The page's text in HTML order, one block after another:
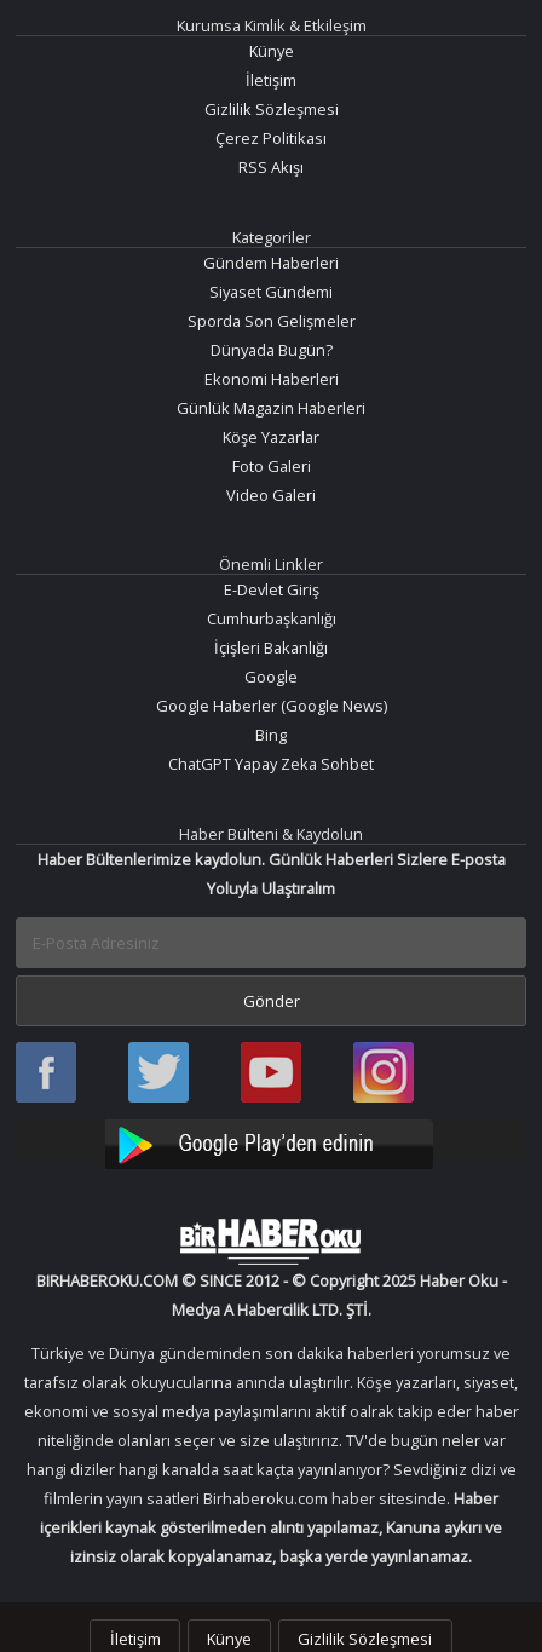
Kurumsa Kimlik & Etkileşim
Künye
İletişim
Gizlilik Sözleşmesi
Çerez Politikası
RSS Akışı
Kategoriler
Gündem Haberleri
Siyaset Gündemi
Sporda Son Gelişmeler
Dünyada Bugün?
Ekonomi Haberleri
Günlük Magazin Haberleri
Köşe Yazarlar
Foto Galeri
Video Galeri
Önemli Linkler
E-Devlet Giriş
Cumhurbaşkanlığı
İçişleri Bakanlığı
Google
Google Haberler (Google News)
Bing
ChatGPT Yapay Zeka Sohbet
Haber Bülteni & Kaydolun
Haber Bültenlerimize kaydolun. Günlük Haberleri Sizlere E-posta
Yoluyla Ulaştıralım
Haber
Oku
Haber
Oku
Bir
Haber
YouTube
Bir
Haber
Instagram
BIRHABEROKU.COM © SINCE 2012 - © Copyright 2025 Haber Oku -
Medya A Habercilik LTD. ŞTİ.
Türkiye ve Dünya gündeminden son dakika haberleri yorumsuz ve
tarafsız olarak okuyucularına anında ulaştırılır. Köşe yazarları, siyaset,
ekonomi ve sosyal medya paylaşımlarını aktif oalrak takip eder haber
niteliğinde olanları seçer ve size ulaştırırız. TV'de bugün neler var
hangi diziler hangi kanalda saat kaçta yayınlanıyor? Sevdiğiniz dizi ve
filmlerin yayın saatleri Birhaberoku.com haber sitesinde. Haber
içerikleri kaynak gösterilmeden alıntı yapılamaz, Kanuna aykırı ve
izinsiz olarak kopyalanamaz, başka yerde yayınlanamaz.
İletişim Künye Gizlilik Sözleşmesi